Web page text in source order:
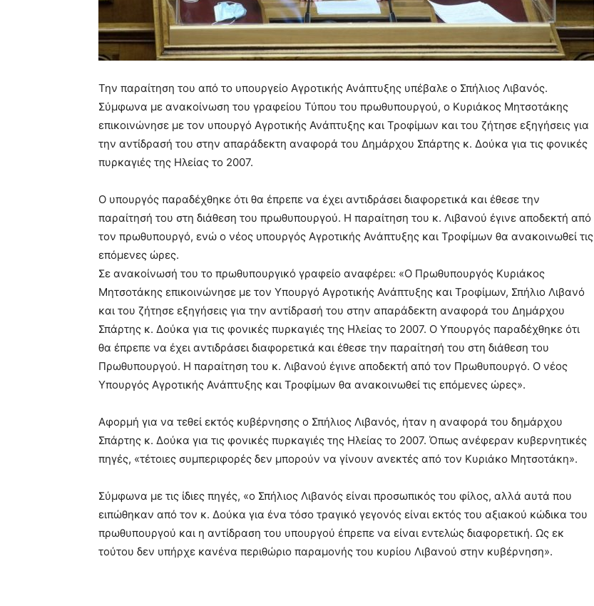
Την παραίτηση του από το υπουργείο Αγροτικής Ανάπτυξης υπέβαλε ο Σπήλιος Λιβανός.
Σύμφωνα με ανακοίνωση του γραφείου Τύπου του πρωθυπουργού, ο Κυριάκος Μητσοτάκης
επικοινώνησε με τον υπουργό Αγροτικής Ανάπτυξης και Τροφίμων και του ζήτησε εξηγήσεις για
την αντίδρασή του στην απαράδεκτη αναφορά του Δημάρχου Σπάρτης κ. Δούκα για τις φονικές
πυρκαγιές της Ηλείας το 2007.
Ο υπουργός παραδέχθηκε ότι θα έπρεπε να έχει αντιδράσει διαφορετικά και έθεσε την
παραίτησή του στη διάθεση του πρωθυπουργού. Η παραίτηση του κ. Λιβανού έγινε αποδεκτή από
τον πρωθυπουργό, ενώ ο νέος υπουργός Αγροτικής Ανάπτυξης και Τροφίμων θα ανακοινωθεί τις
επόμενες ώρες.
Σε ανακοίνωσή του το πρωθυπουργικό γραφείο αναφέρει: «Ο Πρωθυπουργός Κυριάκος
Μητσοτάκης επικοινώνησε με τον Υπουργό Αγροτικής Ανάπτυξης και Τροφίμων, Σπήλιο Λιβανό
και του ζήτησε εξηγήσεις για την αντίδρασή του στην απαράδεκτη αναφορά του Δημάρχου
Σπάρτης κ. Δούκα για τις φονικές πυρκαγιές της Ηλείας το 2007. Ο Υπουργός παραδέχθηκε ότι
θα έπρεπε να έχει αντιδράσει διαφορετικά και έθεσε την παραίτησή του στη διάθεση του
Πρωθυπουργού. Η παραίτηση του κ. Λιβανού έγινε αποδεκτή από τον Πρωθυπουργό. Ο νέος
Υπουργός Αγροτικής Ανάπτυξης και Τροφίμων θα ανακοινωθεί τις επόμενες ώρες».
Αφορμή για να τεθεί εκτός κυβέρνησης ο Σπήλιος Λιβανός, ήταν η αναφορά του δημάρχου
Σπάρτης κ. Δούκα για τις φονικές πυρκαγιές της Ηλείας το 2007. Όπως ανέφεραν κυβερνητικές
πηγές, «τέτοιες συμπεριφορές δεν μπορούν να γίνουν ανεκτές από τον Κυριάκο Μητσοτάκη».
Σύμφωνα με τις ίδιες πηγές, «ο Σπήλιος Λιβανός είναι προσωπικός του φίλος, αλλά αυτά που
ειπώθηκαν από τον κ. Δούκα για ένα τόσο τραγικό γεγονός είναι εκτός του αξιακού κώδικα του
πρωθυπουργού και η αντίδραση του υπουργού έπρεπε να είναι εντελώς διαφορετική. Ως εκ
τούτου δεν υπήρχε κανένα περιθώριο παραμονής του κυρίου Λιβανού στην κυβέρνηση».